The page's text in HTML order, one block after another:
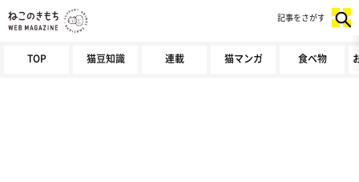
TOP 猫豆知識 連載 猫マンガ 食べ物
記事をさがす